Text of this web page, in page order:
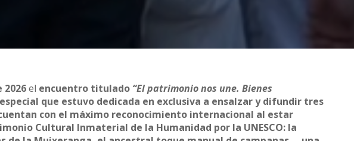
2026el encuentro titulado “El patrimonio nos une. Bienes
que estuvo dedicada en exclusiva a ensalzar y difundir tres
con el máximo reconocimiento internacional al estar
Cultural Inmaterial de la Humanidad por la UNESCO: la